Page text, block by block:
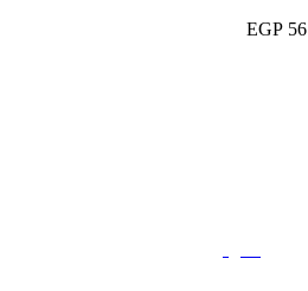
56 EGP